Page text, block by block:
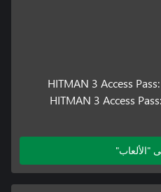
HITMAN 3 Access
HITMAN 3 Access
"الألعاب"